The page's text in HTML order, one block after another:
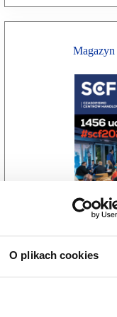
O plikach cookies
Bezpłatna